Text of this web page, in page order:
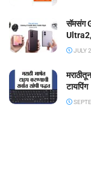
सॅमसंग
JULY
टायपिंग